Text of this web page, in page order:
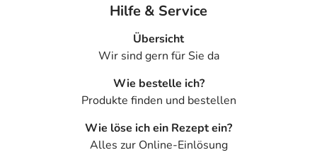
Hilfe & Service
Übersicht
Wir sind gern für Sie da
Wie bestelle ich?
Produkte finden und bestellen
Wie löse ich ein Rezept ein?
Alles zur Online-Einlösung